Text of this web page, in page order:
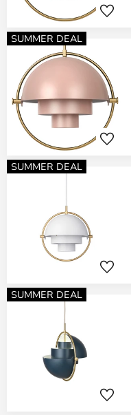
SUMMER DEAL
SUMMER DEAL
SUMMER DEAL